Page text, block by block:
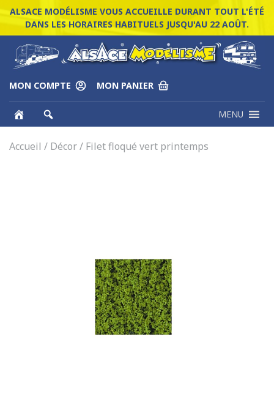
ALSACE MODÉLISME VOUS ACCUEILLE DURANT TOUT L'ÉTÉ
DANS LES HORAIRES HABITUELS JUSQU'AU 22 AOÛT.
MON COMPTE MON PANIER
MENU
Accueil / Décor/ Filet floqué vert printemps